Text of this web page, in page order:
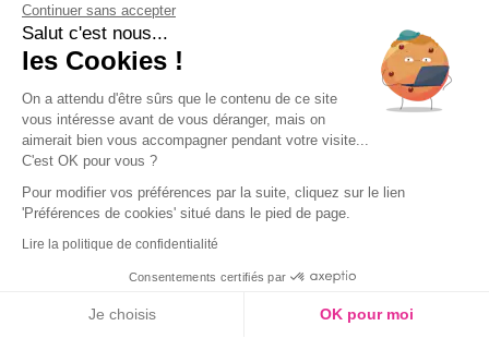
CONTACT
04 42 20 78 42
Du lundi au jeudi de 8h30 à 16h30 & le
vendredi de 8h30 à 15h30
Continuer sans accepter
Salut c'est nous...
les Cookies !
On a attendu d'être sûrs que le contenu de ce site
vous intéresse avant de vous déranger, mais on
aimerait bien vous accompagner pendant votre visite...
C'est OK pour vous ?
Pour modifier vos préférences par la suite, cliquez sur le lien
'Préférences de cookies' situé dans le pied de page.
Lire la politique de confidentialité
Consentements certifiés par
Je choisis OK pour moi